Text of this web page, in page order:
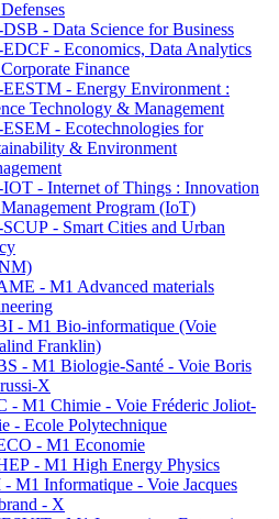
- Data Science for Business
- Economics, Data Analytics
Finance
- Energy Environment :
Technology & Management
- Ecotechnologies for
& Environment
- Internet of Things : Innovation
Program (IoT)
- Smart Cities and Urban
- M1 Advanced materials
- M1 Bio-informatique (Voie
Franklin)
- M1 Biologie-Santé - Voie Boris
X
- M1 Chimie - Voie Fréderic Joliot-
- Ecole Polytechnique
- M1 Economie
- M1 High Energy Physics
M1 Informatique - Voie Jacques
- X